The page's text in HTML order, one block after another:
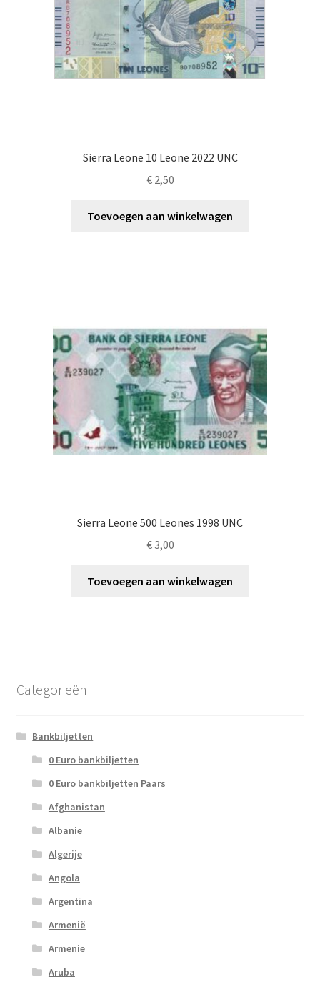
Sierra Leone 10 Leone 2022 UNC
€2,50
Toevoegen aan winkelwagen
Sierra Leone 500 Leones 1998 UNC
€3,00
Toevoegen aan winkelwagen
Categorieën
Bankbiljetten
0 Euro bankbiljetten
0 Euro bankbiljetten Paars
Afghanistan
Albanie
Algerije
Angola
Argentina
Armenië
Armenie
Aruba